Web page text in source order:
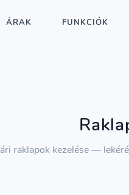
ÁRAK FUNKCIÓK
raklapok kezelése —